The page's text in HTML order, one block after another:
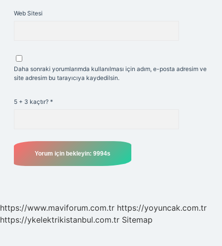
Web Sitesi
Daha sonraki yorumlarımda kullanılması için adım, e-posta adresim ve
site adresim bu tarayıcıya kaydedilsin.
5 + 3 kaçtır? *
https://www.maviforum.com.tr https://yoyuncak.com.tr
https://ykelektrikistanbul.com.tr Sitemap